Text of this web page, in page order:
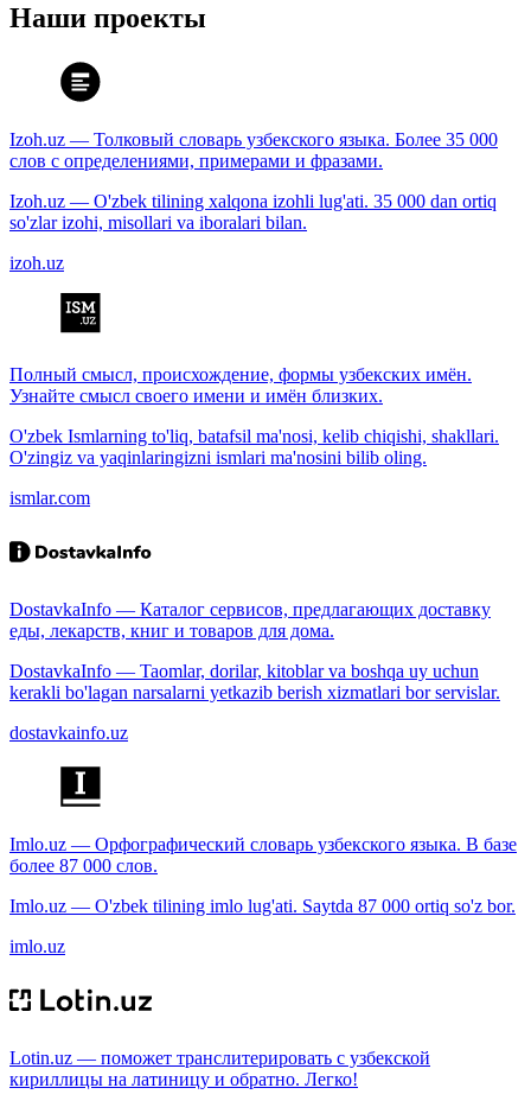
Наши проекты
Izoh.uz — Толковый словарь узбекского языка. Более 35 000
слов с определениями, примерами и фразами.
Izoh.uz — O'zbek tilining xalqona izohli lug'ati. 35 000 dan ortiq
so'zlar izohi, misollari va iboralari bilan.
izoh.uz
Полный смысл, происхождение, формы узбекских имён.
Узнайте смысл своего имени и имён близких.
O'zbek Ismlarning to'liq, batafsil ma'nosi, kelib chiqishi, shakllari.
O'zingiz va yaqinlaringizni ismlari ma'nosini bilib oling.
ismlar.com
DostavkaInfo — Каталог сервисов, предлагающих доставку
еды, лекарств, книг и товаров для дома.
DostavkaInfo — Taomlar, dorilar, kitoblar va boshqa uy uchun
kerakli bo'lagan narsalarni yetkazib berish xizmatlari bor servislar.
dostavkainfo.uz
Imlo.uz — Орфографический словарь узбекского языка. В базе
более 87 000 слов.
Imlo.uz — O'zbek tilining imlo lug'ati. Saytda 87 000 ortiq so'z bor.
imlo.uz
Lotin.uz — поможет транслитерировать с узбекской
кириллицы на латиницу и обратно. Легко!